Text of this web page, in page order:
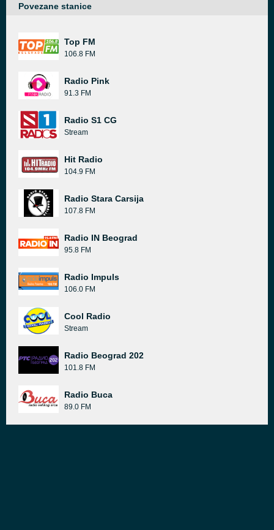
Povezane stanice
Top FM
106.8 FM
Radio Pink
91.3 FM
Radio S1 CG
Stream
Hit Radio
104.9 FM
Radio Stara Carsija
107.8 FM
Radio IN Beograd
95.8 FM
Radio Impuls
106.0 FM
Cool Radio
Stream
Radio Beograd 202
101.8 FM
Radio Buca
89.0 FM